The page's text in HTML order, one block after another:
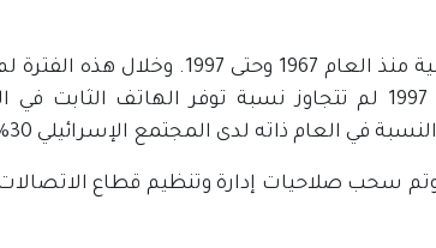
خضع قطاع الاتصالات في فلسطين للسيطرة الإسرائيلية منذ العام 1967 وحتى
خدمات القطاع أي تطور يذكر؛ إذ إنه حتى مطلع العام 1997 لم تتجاوز نسبة توفر الهاتف
وتم سحب صلاحيات إدارة وتنظيم قطاع